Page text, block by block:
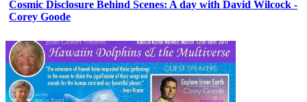
Cosmic Disclosure Behind Scenes: A day with David Wilcock -
Corey Goode